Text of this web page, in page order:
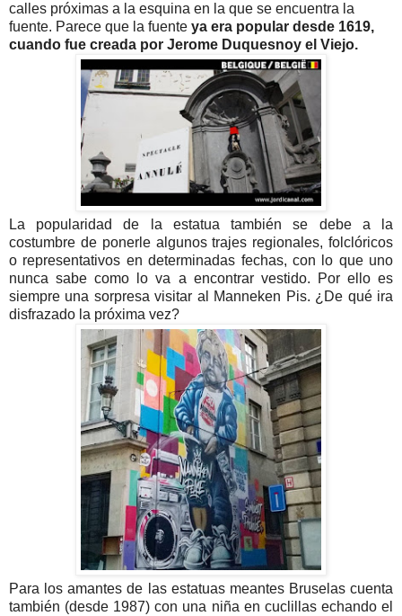
calles próximas a la esquina en la que se encuentra la
fuente. Parece que la fuente ya era popular desde 1619,
cuando fue creada por Jerome Duquesnoy el Viejo.
La popularidad de la estatua también se debe a la
costumbre de ponerle algunos trajes regionales, folclóricos
o representativos en determinadas fechas, con lo que uno
nunca sabe como lo va a encontrar vestido. Por ello es
siempre una sorpresa visitar al Manneken Pis. ¿De qué ira
disfrazado la próxima vez?
Para los amantes de las estatuas meantes Bruselas cuenta
también (desde 1987) con una niña en cuclillas echando el